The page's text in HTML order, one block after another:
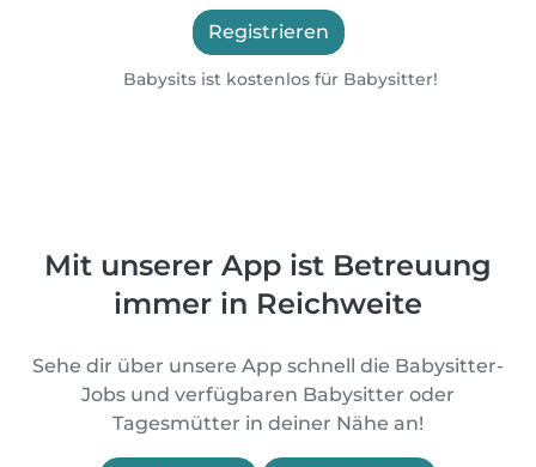
Registrieren
Babysits ist kostenlos für Babysitter!
Mit unserer App ist Betreuung
immer in Reichweite
Sehe dir über unsere App schnell die Babysitter-
Jobs und verfügbaren Babysitter oder
Tagesmütter in deiner Nähe an!